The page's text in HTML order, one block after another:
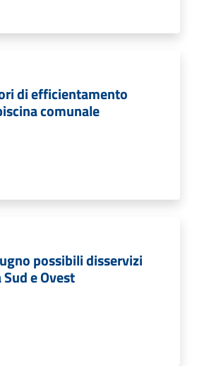
di efficientamento
comunale
possibili disservizi
e Ovest